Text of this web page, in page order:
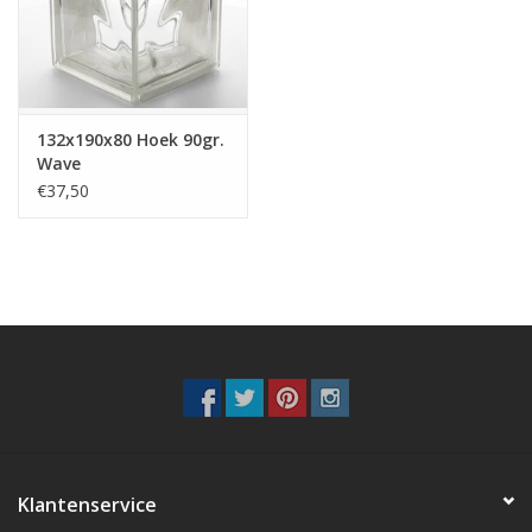
Breezeblock
Assortiment
FAQ132x190x80 Hoek 90gr.
Wave
€37,50
Klantenservice